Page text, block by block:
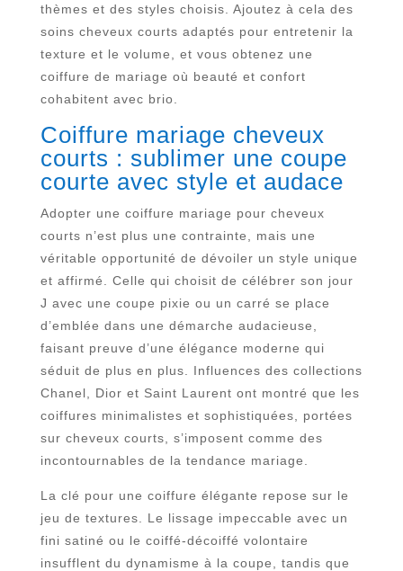
thèmes et des styles choisis. Ajoutez à cela des
soins cheveux courts adaptés pour entretenir la
texture et le volume, et vous obtenez une
coiffure de mariage où beauté et confort
cohabitent avec brio.
Coiffure mariage cheveux
courts : sublimer une coupe
courte avec style et audace
Adopter une coiffure mariage pour cheveux
courts n’est plus une contrainte, mais une
véritable opportunité de dévoiler un style unique
et affirmé. Celle qui choisit de célébrer son jour
J avec une coupe pixie ou un carré se place
d’emblée dans une démarche audacieuse,
faisant preuve d’une élégance moderne qui
séduit de plus en plus. Influences des collections
Chanel, Dior et Saint Laurent ont montré que les
coiffures minimalistes et sophistiquées, portées
sur cheveux courts, s’imposent comme des
incontournables de la tendance mariage.
La clé pour une coiffure élégante repose sur le
jeu de textures. Le lissage impeccable avec un
fini satiné ou le coiffé-décoiffé volontaire
insufflent du dynamisme à la coupe, tandis que